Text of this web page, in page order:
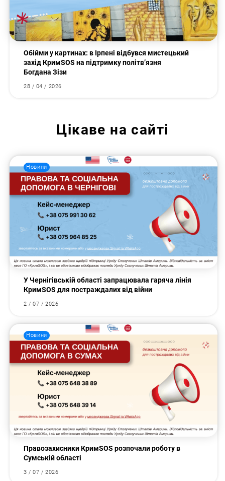
Обійми у картинах: в Ірпені відбувся мистецький
захід КримSOS на підтримку політв’язня
Богдана Зізи
28 / 04 / 2026
Цікаве на сайті
Новини
У Чернігівській області запрацювала гаряча лінія
КримSOS для постраждалих від війни
2 / 07 / 2026
Новини
Правозахисники КримSOS розпочали роботу в
Сумській області
3 / 07 / 2026